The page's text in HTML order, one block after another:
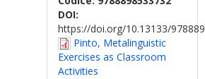
DOI:
https://doi.org/10.13133/
Pinto, Metalinguistic
Exercises as Classroom
Activities